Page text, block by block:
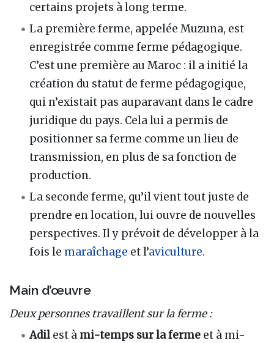
certains projets à long terme.
La première ferme, appelée Muzuna, est
enregistrée comme ferme pédagogique.
C’est une première au Maroc : il a initié la
création du statut de ferme pédagogique,
qui n’existait pas auparavant dans le cadre
juridique du pays. Cela lui a permis de
positionner sa ferme comme un lieu de
transmission, en plus de sa fonction de
production.
La seconde ferme, qu’il vient tout juste de
prendre en location, lui ouvre de nouvelles
perspectives. Il y prévoit de développer à la
fois le maraîchage et l’aviculture.
Main d’œuvre
Deux personnes travaillent sur la ferme :
Adilest à mi-temps sur la ferme et à mi-